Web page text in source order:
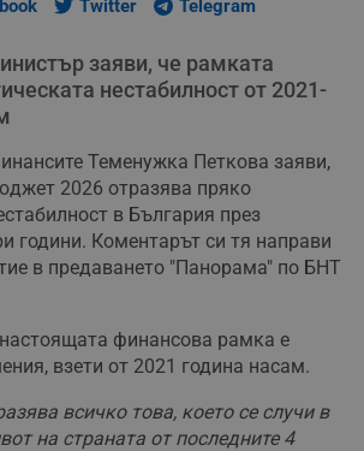
Twitter Telegram
заяви, че рамката
нестабилност от 2021-
Теменужка Петкова заяви,
2026 отразява пряко
в България през
години. Коментарът си тя направи
в предаването "Панорама" по БНТ
финансова рамка е
взети от 2021 година насам.
всичко това, което се случи в
на страната от последните 4